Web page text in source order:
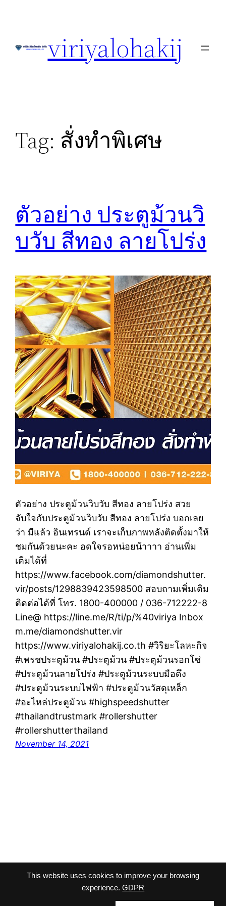
This website uses cookies to improve your browsing
experience. GDPR
viriyalohakij
Tag: สั่งทำพิเศษ
ตัวอย่าง ประตูม้วนวิ
บวับ สีทอง ลายโปร่ง
ตัวอย่าง ประตูม้วนวิบวับ สีทอง ลายโปร่ง สวย
จับใจกับประตูม้วนวิบวับ สีทอง ลายโปร่ง บอกเลย
ว่า มีแล้ว อินเทรนด์ เราจะเก็บภาพหลังติดตั้งมาให้
ชมกันด้วยนะคะ อดใจรอหน่อยน้าาาา อ่านเพิ่ม
เติมได้ที่
https://www.facebook.com/diamondshutter.
vir/posts/1298839423598500 สอบถามเพิ่มเติม
ติดต่อได้ที่ โทร. 1800-400000 / 036-712222-8
Line@ https://line.me/R/ti/p/%40viriya Inbox
m.me/diamondshutter.vir
https://www.viriyalohakij.co.th #วิริยะโลหะกิจ
#เพรชประตูม้วน #ประตูม้วน #ประตูม้วนรอกโซ่
#ประตูม้วนลายโปร่ง #ประตูม้วนระบบมือดึง
#ประตูม้วนระบบไฟฟ้า #ประตูม้วนวัสดุเหล็ก
#อะไหล่ประตูม้วน #highspeedshutter
#thailandtrustmark #rollershutter
#rollershutterthailand
November 14, 2021
Proudly powered by